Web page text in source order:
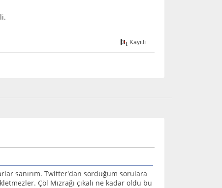
Kayıtlı
sanırım. Twitter'dan sorduğum sorulara
Çöl Mızrağı çıkalı ne kadar oldu bu